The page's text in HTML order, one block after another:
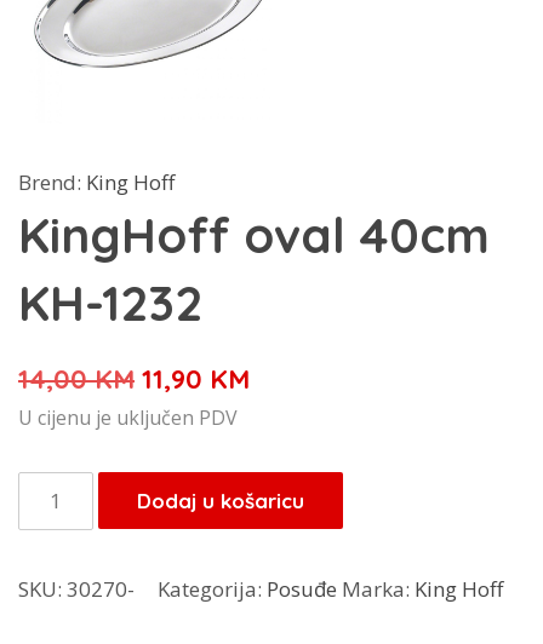
Brend: King Hoff
KingHoff oval 40cm
KH-1232
14,00KM Izvorna
cijena
je:
14,00 KM.
11,90 KM
11,90 KM.
U cijenu je uključen PDV
KingHoff
oval
KH-
Dodaj u košaricu
SKU: 30270- Kategorija: Posuđe Marka: King Hoff